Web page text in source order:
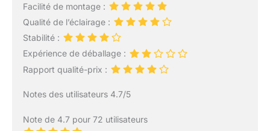
Facilité de montage :
Qualité de l’éclairage :
Stabilité :
Expérience de déballage :
Rapport qualité-prix :
Notes des utilisateurs 4.7/5
Note de 4.7 pour 72 utilisateurs